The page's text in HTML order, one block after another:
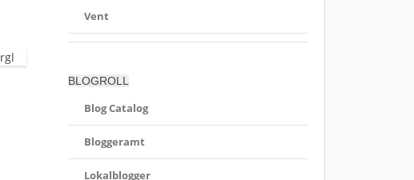
Vent
BLOGROLL
Blog Catalog
Bloggeramt
Lokalblogger